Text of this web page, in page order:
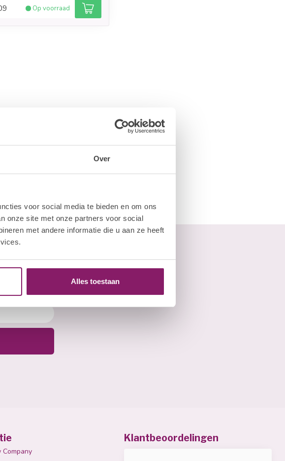
Over
voor social media te bieden en om ons
onze site met onze partners voor social
met andere informatie die u aan ze heeft
Alles toestaan
Op voorraad
acties
Company
Klantbeoordelingen